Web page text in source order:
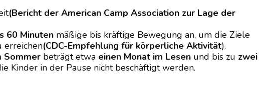
(Bericht der American Camp Association zur Lage der
60 Minuten mäßige bis kräftige Bewegung an, um die Ziele
erreichen(CDC-Empfehlung für körperliche Aktivität).
Sommer beträgt etwa einen Monat im Lesen und bis zu zwei
Kinder in der Pause nicht beschäftigt werden.